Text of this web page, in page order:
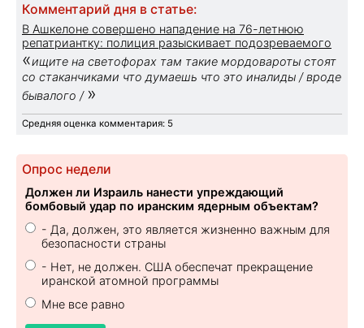
Комментарий дня в статье:
В Ашкелоне совершено нападение на 76-летнюю
репатриантку: полиция разыскивает подозреваемого
«ищите на светофорах там такие мордовароты стоят
со стаканчиками что думаешь что это иналиды / вроде
бывалого / »
Средняя оценка комментария: 5
Опрос недели
Должен ли Израиль нанести упреждающий
бомбовый удар по иранским ядерным объектам?
- Да, должен, это является жизненно важным для
безопасности страны
- Нет, не должен. США обеспечат прекращение
иранской атомной программы
Мне все равно